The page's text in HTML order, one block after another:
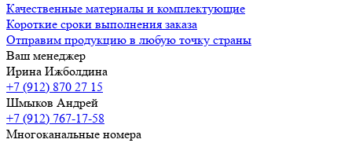
Качественные материалы и комплектующие
Короткие сроки выполнения заказа
Отправим продукцию в любую точку страны
Ваш менеджер
Ирина Ижболдина
+7 (912) 870 27 15
Шмыков Андрей
+7 (912) 767-17-58
Многоканальные номера